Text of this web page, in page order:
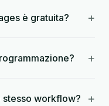
è gratuita? +
+
stesso workflow? +